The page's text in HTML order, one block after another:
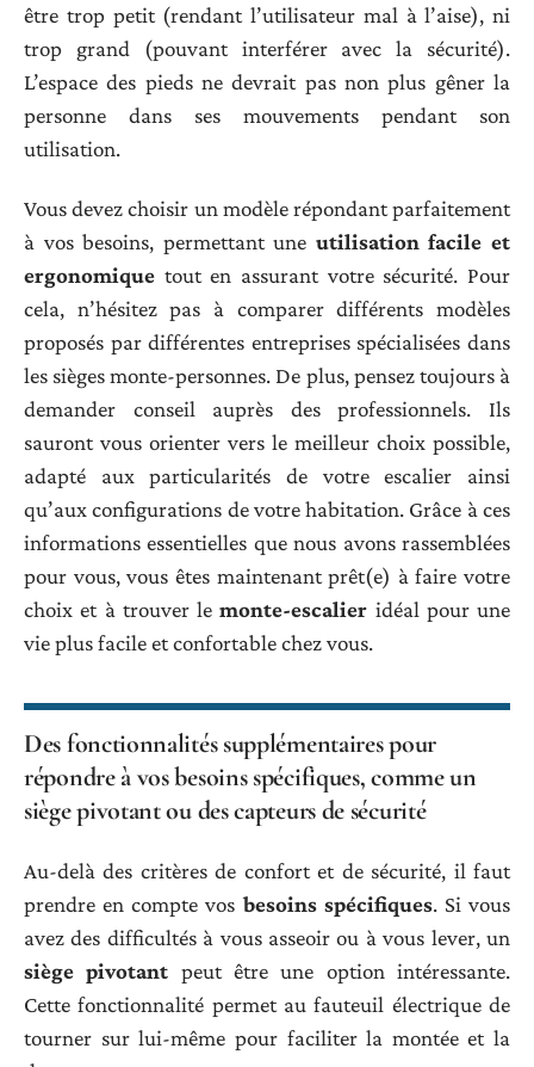
être trop petit (rendant l’utilisateur mal à l’aise), ni
trop grand (pouvant interférer avec la sécurité).
L’espace des pieds ne devrait pas non plus gêner la
personne dans ses mouvements pendant son
utilisation.
Vous devez choisir un modèle répondant parfaitement
à vos besoins, permettant une utilisation facile et
ergonomique tout en assurant votre sécurité. Pour
cela, n’hésitez pas à comparer différents modèles
proposés par différentes entreprises spécialisées dans
les sièges monte-personnes. De plus, pensez toujours à
demander conseil auprès des professionnels. Ils
sauront vous orienter vers le meilleur choix possible,
adapté aux particularités de votre escalier ainsi
qu’aux configurations de votre habitation. Grâce à ces
informations essentielles que nous avons rassemblées
pour vous, vous êtes maintenant prêt(e) à faire votre
choix et à trouver lemonte-escalier idéal pour une
vie plus facile et confortable chez vous.
Des fonctionnalités supplémentaires pour
répondre à vos besoins spécifiques, comme un
siège pivotant ou des capteurs de sécurité
Au-delà des critères de confort et de sécurité, il faut
prendre en compte vos besoins spécifiques. Si vous
avez des difficultés à vous asseoir ou à vous lever, un
siège pivotant peut être une option intéressante.
Cette fonctionnalité permet au fauteuil électrique de
tourner sur lui-même pour faciliter la montée et la